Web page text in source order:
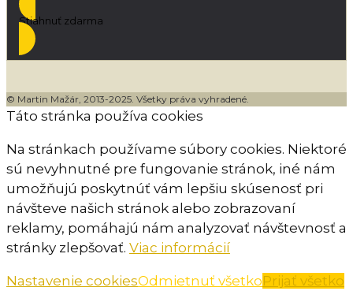
Stiahnuť zdarma
© Martin Mažár, 2013-2025. Všetky práva vyhradené.
Táto stránka používa cookies
Na stránkach používame súbory cookies. Niektoré
sú nevyhnutné pre fungovanie stránok, iné nám
umožňujú poskytnúť vám lepšiu skúsenosť pri
návšteve našich stránok alebo zobrazovaní
reklamy, pomáhajú nám analyzovať návštevnosť a
stránky zlepšovať. Viac informácií
Nastavenie cookiesOdmietnuť všetkoPrijať všetko